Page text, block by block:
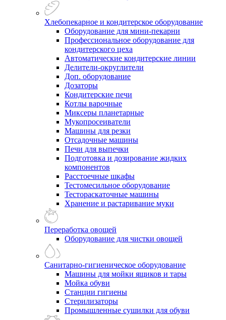
Хлебопекарное и кондитерское оборудование
Оборудование для мини-пекарни
Профессиональное оборудование для
кондитерского цеха
Автоматические кондитерские линии
Делители-округлители
Доп. оборудование
Дозаторы
Кондитерские печи
Котлы варочные
Миксеры планетарные
Мукопросеиватели
Машины для резки
Отсадочные машины
Печи для выпечки
Подготовка и дозирование жидких
компонентов
Расстоечные шкафы
Тестомесильное оборудование
Тестораскаточные машины
Хранение и растаривание муки
Переработка овощей
Оборудование для чистки овощей
Санитарно-гигиеническое оборудование
Машины для мойки ящиков и тары
Мойка обуви
Станции гигиены
Стерилизаторы
Промышленные сушилки для обуви